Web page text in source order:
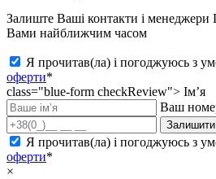
Залиште Ваші контакти і менеджери
Вами найближчим часом
Я прочитав(ла) і погоджуюсь з
оферти*
class="blue-form checkReview"> Ім’я
Ваш
Залишити
Я прочитав(ла) і погоджуюсь з
оферти*
×